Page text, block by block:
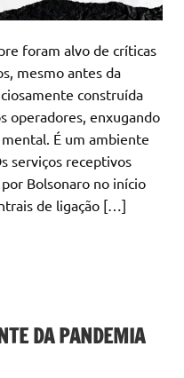
foram alvo de críticas
mesmo antes da
construída
operadores, enxugando
É um ambiente
serviços receptivos
Bolsonaro no início
de ligação […]
DA PANDEMIA